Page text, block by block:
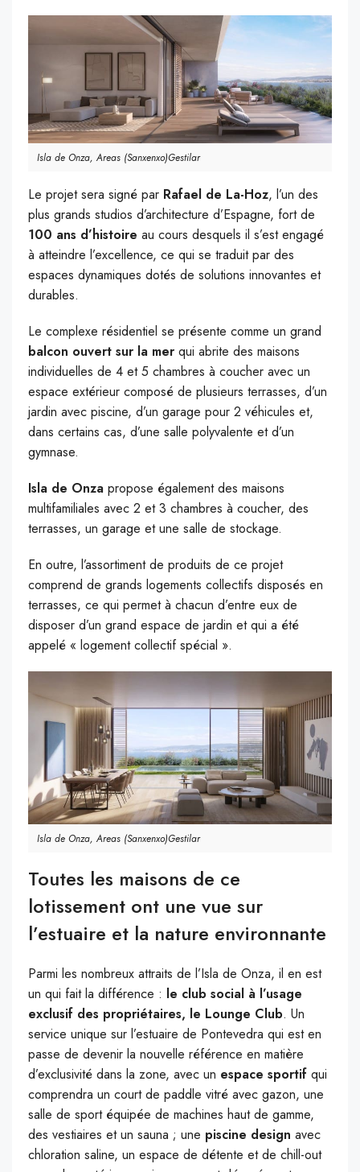
Isla de Onza, Areas (Sanxenxo)Gestilar
Le projet sera signé par Rafael de La-Hoz, l’un des
plus grands studios d’architecture d’Espagne, fort de
100 ans d’histoire au cours desquels il s’est engagé
à atteindre l’excellence, ce qui se traduit par des
espaces dynamiques dotés de solutions innovantes et
durables.
Le complexe résidentiel se présente comme un grand
balcon ouvert sur la mer qui abrite des maisons
individuelles de 4 et 5 chambres à coucher avec un
espace extérieur composé de plusieurs terrasses, d’un
jardin avec piscine, d’un garage pour 2 véhicules et,
dans certains cas, d’une salle polyvalente et d’un
gymnase.
Isla de Onza propose également des maisons
multifamiliales avec 2 et 3 chambres à coucher, des
terrasses, un garage et une salle de stockage.
En outre, l’assortiment de produits de ce projet
comprend de grands logements collectifs disposés en
terrasses, ce qui permet à chacun d’entre eux de
disposer d’un grand espace de jardin et qui a été
appelé « logement collectif spécial ».
Isla de Onza, Areas (Sanxenxo)Gestilar
Toutes les maisons de ce
lotissement ont une vue sur
l’estuaire et la nature environnante
Parmi les nombreux attraits de l’Isla de Onza, il en est
un qui fait la différence : le club social à l’usage
exclusif des propriétaires, le Lounge Club. Un
service unique sur l’estuaire de Pontevedra qui est en
passe de devenir la nouvelle référence en matière
d’exclusivité dans la zone, avec un espace sportif qui
comprendra un court de paddle vitré avec gazon, une
salle de sport équipée de machines haut de gamme,
des vestiaires et un sauna ; une piscine design avec
chloration saline, un espace de détente et de chill-out